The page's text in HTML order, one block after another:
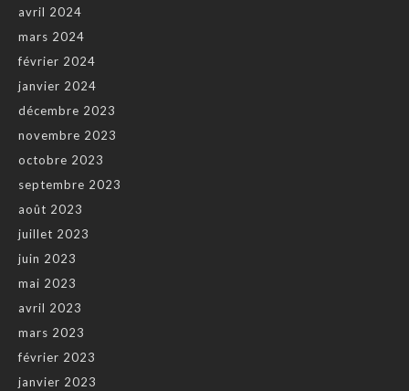
avril 2024
mars 2024
février 2024
janvier 2024
décembre 2023
novembre 2023
octobre 2023
septembre 2023
août 2023
juillet 2023
juin 2023
mai 2023
avril 2023
mars 2023
février 2023
janvier 2023